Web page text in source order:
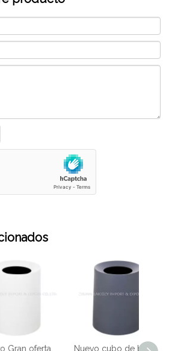
Nuevo cubo de basura